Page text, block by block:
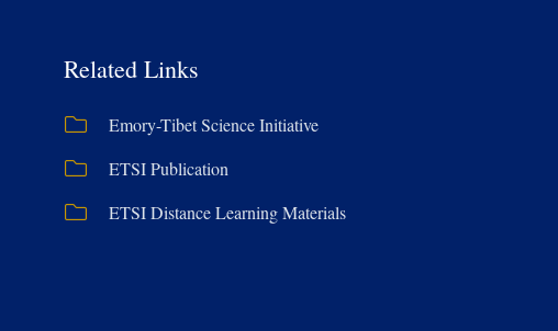
Related Links
Emory-Tibet Science Initiative
ETSI Publication
ETSI Distance Learning Materials